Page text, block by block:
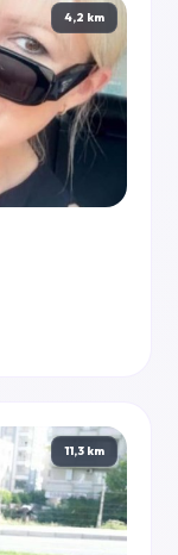
4,2 km
11,3 km